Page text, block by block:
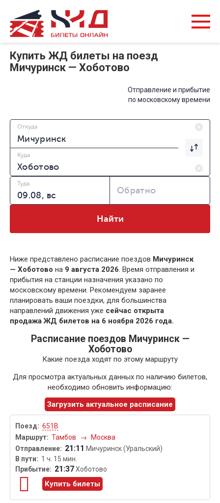
Купить ЖД билеты на поезд
Мичуринск — Хоботово
Отправление и прибытие
по московскому времени
Откуда
Куда
Туда
Обратно
Найти
Ниже представлено расписание поездов Мичуринск
— Хоботово на 9 августа 2026. Время отправления и
прибытия на станции назначения указано по
московскому времени. Рекомендуем заранее
планировать ваши поездки, для большинства
направлений движения уже сейчас открыта
продажа ЖД билетов на 6 ноября 2026 года.
Расписание поездов Мичуринск —
Хоботово
Какие поезда ходят по этому маршруту
Для просмотра актуальных данных по наличию билетов,
необходимо обновить информацию:
Загрузить актуальное расписание
651В
Тамбов
→ Москва
21:11 Мичуринск (Уральский)
1 ч. 15 мин.
21:37Хоботово
Купить билеты